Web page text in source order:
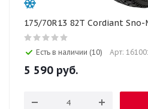
175/70R13 82T Cordiant
Есть в наличии (10) Арт:
5 590 руб.